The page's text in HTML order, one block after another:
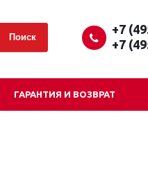
+7
+7
ГАРАНТИЯ И ВОЗВРАТ